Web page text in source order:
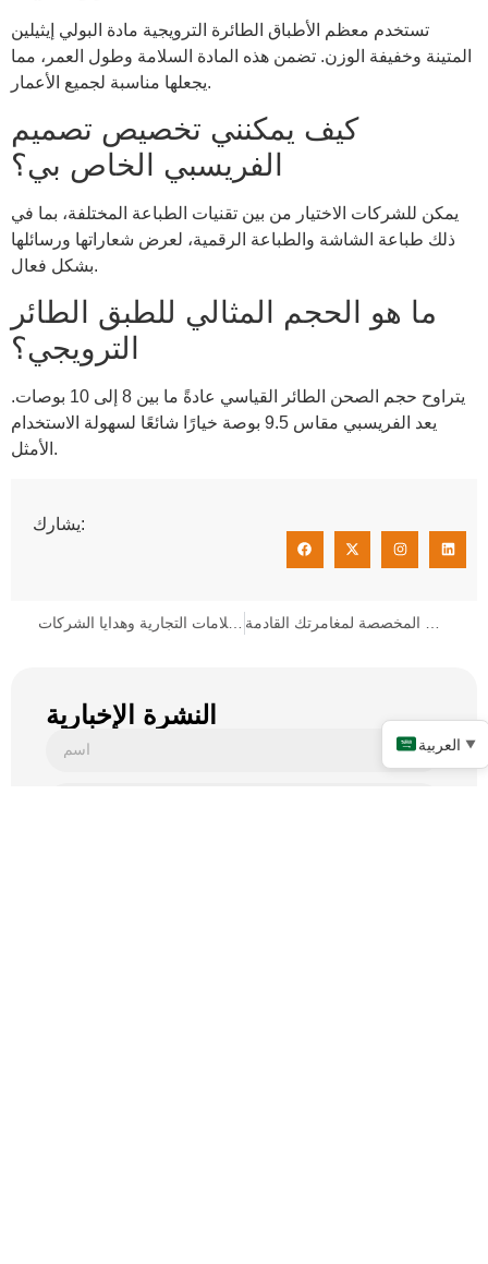
تستخدم معظم الأطباق الطائرة الترويجية مادة البولي إيثيلين
المتينة وخفيفة الوزن. تضمن هذه المادة السلامة وطول العمر، مما
يجعلها مناسبة لجميع الأعمار.
كيف يمكنني تخصيص تصميم
الفريسبي الخاص بي؟
يمكن للشركات الاختيار من بين تقنيات الطباعة المختلفة، بما في
ذلك طباعة الشاشة والطباعة الرقمية، لعرض شعاراتها ورسائلها
بشكل فعال.
ما هو الحجم المثالي للطبق الطائر
الترويجي؟
يتراوح حجم الصحن الطائر القياسي عادةً ما بين 8 إلى 10 بوصات.
يعد الفريسبي مقاس 9.5 بوصة خيارًا شائعًا لسهولة الاستخدام
الأمثل.
يشارك:
النشرة الإخبارية
العربية ▼